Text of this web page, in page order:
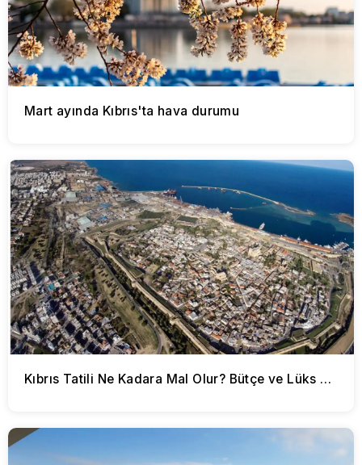
Mart ayında Kıbrıs'ta hava durumu
Kıbrıs Tatili Ne Kadara Mal Olur? Bütçe ve Lüks Seçenekler Karşılaştırıldı